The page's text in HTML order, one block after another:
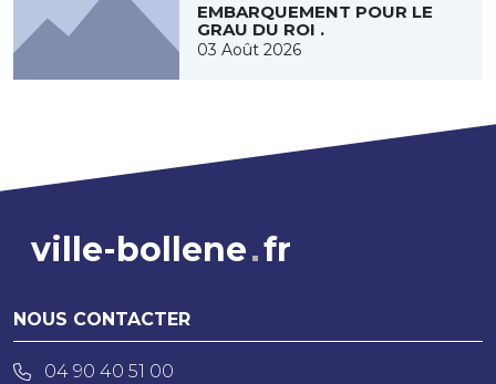
EMBARQUEMENT POUR LE
GRAU DU ROI .
03 Août 2026
ville-bollene fr
NOUS CONTACTER
04 90 40 51 00